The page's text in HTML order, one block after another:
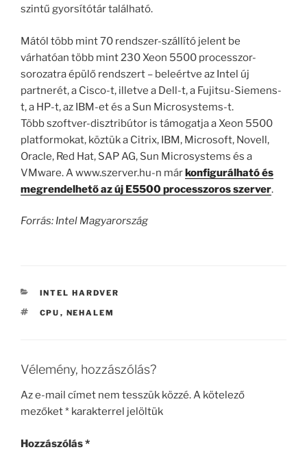
szintű gyorsítótár található.
Mától több mint 70 rendszer-szállító jelent be
várhatóan több mint 230 Xeon 5500 processzor-
sorozatra épülő rendszert – beleértve az Intel új
partnerét, a Cisco-t, illetve a Dell-t, a Fujitsu-Siemens-
t, a HP-t, az IBM-et és a Sun Microsystems-t.
Több szoftver-disztribútor is támogatja a Xeon 5500
platformokat, köztük a Citrix, IBM, Microsoft, Novell,
Oracle, Red Hat, SAP AG, Sun Microsystems és a
VMware. A www.szerver.hu-n márkonfigurálható és
megrendelhető az új E5500 processzoros szerver.
Forrás: Intel Magyarország
KATEGÓRIÁK
INTEL HARDVER
CÍMKÉK
CPU , NEHALEM
Vélemény, hozzászólás?
Az e-mail címet nem tesszük közzé.A kötelező
mezőket* karakterrel jelöltük
Hozzászólás*